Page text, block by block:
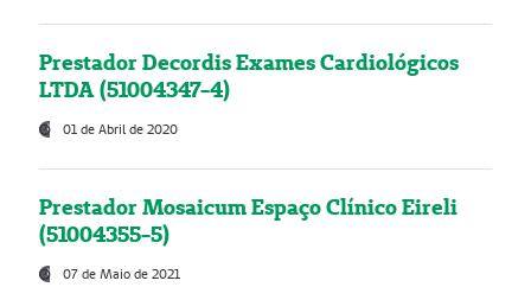
Prestador Decordis Exames Cardiológicos
LTDA (51004347-4)
01 de Abril de 2020
Prestador Mosaicum Espaço Clínico Eireli
(51004355-5)
07 de Maio de 2021